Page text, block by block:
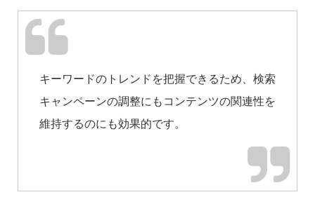
キーワードのトレンドを把握できるため、検索
キャンペーンの調整にもコンテンツの関連性を
維持するのにも効果的です。